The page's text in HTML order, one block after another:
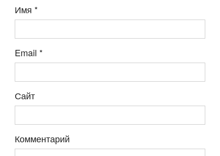
Имя *
Email *
Сайт
Комментарий